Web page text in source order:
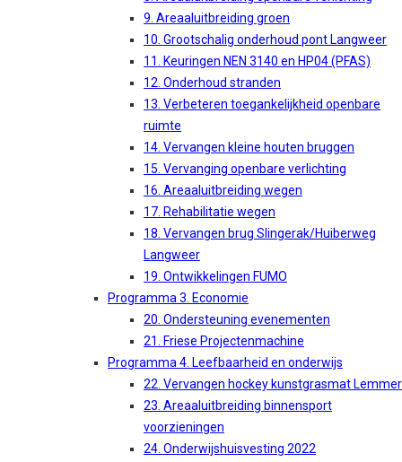
9. Areaaluitbreiding groen
10. Grootschalig onderhoud pont Langweer
11. Keuringen NEN 3140 en HP04 (PFAS)
12. Onderhoud stranden
13. Verbeteren toegankelijkheid openbare
ruimte
14. Vervangen kleine houten bruggen
15. Vervanging openbare verlichting
16. Areaaluitbreiding wegen
17. Rehabilitatie wegen
18. Vervangen brug Slingerak/Huiberweg
Langweer
19. Ontwikkelingen FUMO
Programma 3. Economie
20. Ondersteuning evenementen
21. Friese Projectenmachine
Programma 4. Leefbaarheid en onderwijs
22. Vervangen hockey kunstgrasmat Lemmer
23. Areaaluitbreiding binnensport
voorzieningen
24. Onderwijshuisvesting 2022